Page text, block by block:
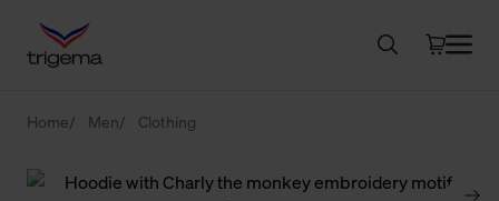
Home Men Clothing